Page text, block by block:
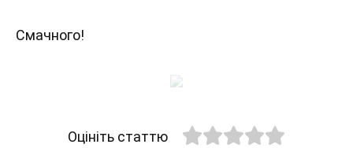
Смачного!
Оцініть статтю